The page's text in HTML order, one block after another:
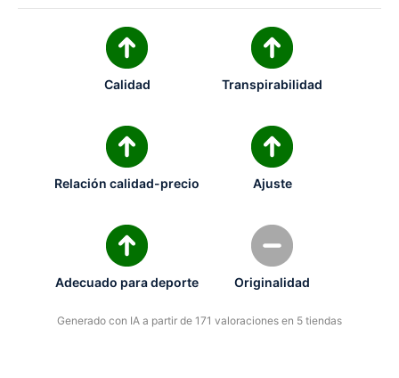
Calidad Transpirabilidad
Relación calidad-precio Ajuste
Adecuado para deporte Originalidad
Generado con IA a partir de 171 valoraciones en 5 tiendas